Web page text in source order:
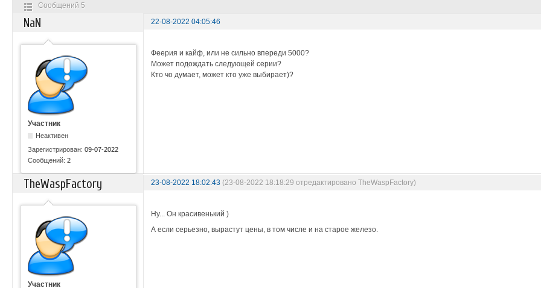
Сообщений 5
NaN 22-08-2022 04:05:46
Участник
Неактивен
Зарегистрирован:09-07-2022
Сообщений:2
Феерия и кайф, или не сильно впереди 5000?
Может подождать следующей серии?
Кто чо думает, может кто уже выбирает)?
TheWaspFactory 23-08-2022 18:02:43 (23-08-2022 18:18:29 отредактировано TheWaspFactory)
Участник
Ну... Он красивенький )
А если серьезно, вырастут цены, в том числе и на старое железо.